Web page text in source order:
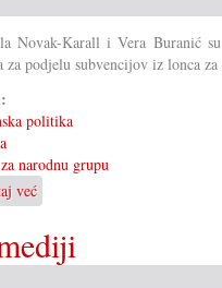
Novak-Karall i Vera Buranić
za podjelu subvencijov iz lonca za
politika
narodnu grupu
već
Dvi
savjetnice
odbile